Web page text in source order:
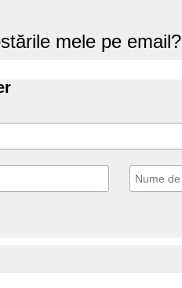
mele pe email?